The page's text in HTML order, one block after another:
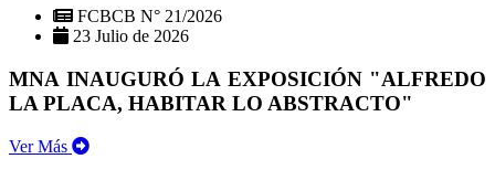
FCBCB N° 21/2026
23 Julio de 2026
MNA INAUGURÓ LA EXPOSICIÓN "ALFREDO
LA PLACA, HABITAR LO ABSTRACTO"
Ver Más